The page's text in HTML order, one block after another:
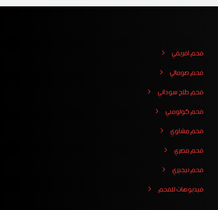
فحم افريقي
فحم صومالي
فحم طلح سوداني
فحم كولومبي
فحم مشاوي
فحم مصري
فحم نيجيري
فيدبوهات للفحم